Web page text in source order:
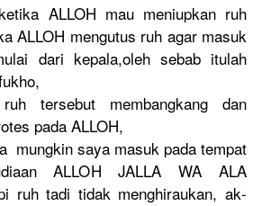
tika ALLOH mau meniupkan ruh
ALLOH mengutus ruh agar masuk
dari kepala,oleh sebab itulah
tersebut membangkang dan
pada ALLOH,
mungkin saya masuk pada tempat
ALLOH JALLA WA ALA
ruh tadi tidak menghiraukan, ak­